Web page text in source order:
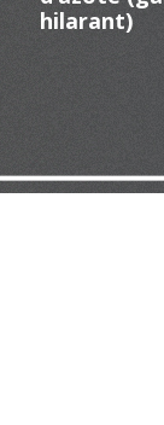
hilarant)